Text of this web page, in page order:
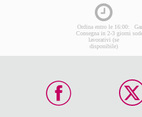
Ordina entro le 16:00:
Consegna in 2-3 giorni
lavorativi (se
disponibile)